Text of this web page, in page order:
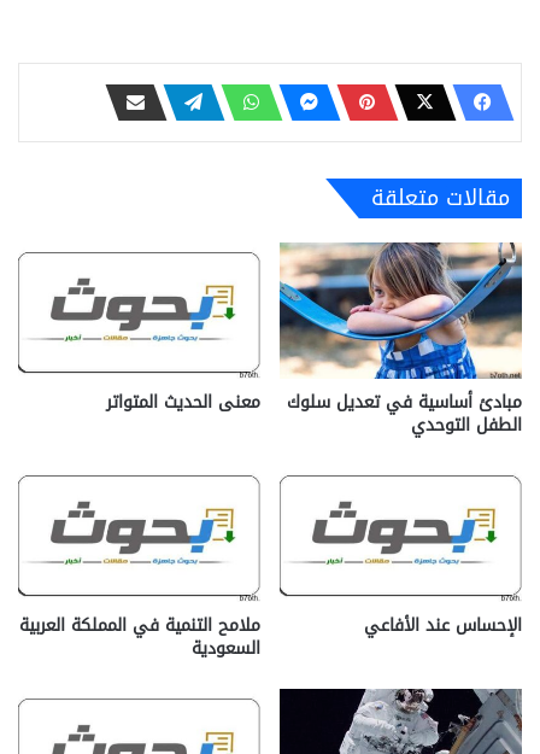
مقالات متعلقة
مبادئ أساسية في تعديل سلوك
الطفل التوحدي
معنى الحديث المتواتر
الإحساس عند الأفاعي ملامح التنمية في المملكة العربية
السعودية